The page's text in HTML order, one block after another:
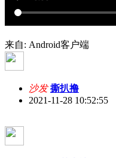
来自: Android客户端
沙发 撕扒撸
2021-11-28 10:52:55